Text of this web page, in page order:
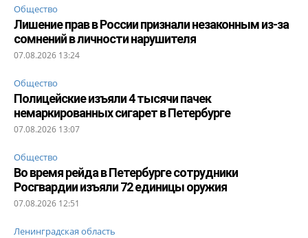
Общество
Лишение прав в России признали незаконным из-за
сомнений в личности нарушителя
07.08.2026 13:24
Общество
Полицейские изъяли 4 тысячи пачек
немаркированных сигарет в Петербурге
07.08.2026 13:07
Общество
Во время рейда в Петербурге сотрудники
Росгвардии изъяли 72 единицы оружия
07.08.2026 12:51
Ленинградская область